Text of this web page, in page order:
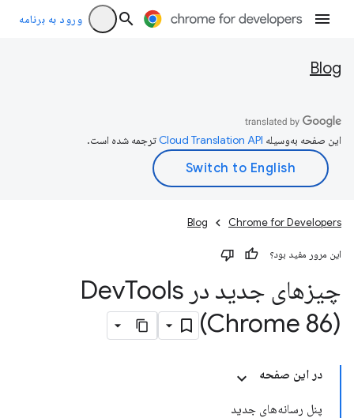
ورود به برنامه
Blog
این صفحه به‌وسیله ترجمه شده است.
Chrome for Developers
Blog
این مرور مفید بود؟
چیزهای جدید در Dev Tools
(Chrome 86)
در این صفحه
پنل رسانه‌های جدید